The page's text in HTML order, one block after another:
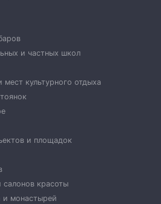
и частных школ
мест культурного отдыха
и площадок
салонов красоты
и монастырей